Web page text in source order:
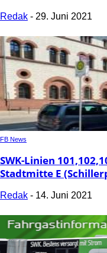
Redak - 29. Juni 2021
FB News
SWK-Linien
Stadtmitte E
Redak - 14. Juni 2021